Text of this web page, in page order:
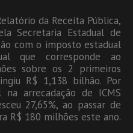
da Receita Pública,
Secretaria Estadual de
com o imposto estadual
que corresponde ao
sobre os 2 primeiros
R$ 1,138 bilhão. Por
arrecadação de ICMS
27,65%, ao passar de
R$ 180 milhões este ano.